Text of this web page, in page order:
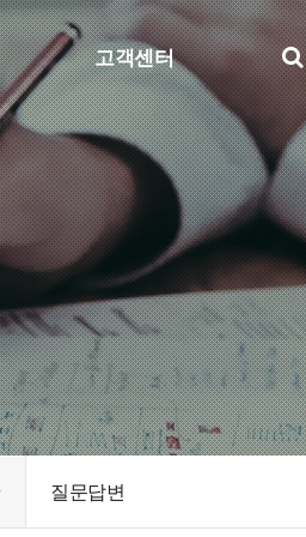
고객센터
공지사항
자주묻는질문
질문답변
정보안내(사용설명)
견적문의
질문답변